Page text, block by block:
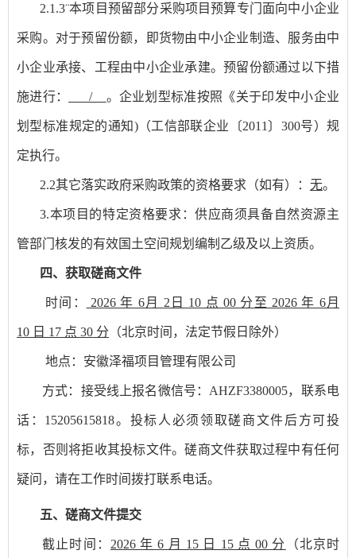
2.1.3¨本项目预留部分采购项目预算专门面向中小企业
采购。对于预留份额，即货物由中小企业制造、服务由中
小企业承接、工程由中小企业承建。预留份额通过以下措
施进行： / 。企业划型标准按照《关于印发中小企业
划型标准规定的通知)（工信部联企业〔2011〕300号）规
定执行。
2.2其它落实政府采购政策的资格要求（如有）： 无。
3.本项目的特定资格要求：供应商须具备自然资源主
管部门核发的有效国土空间规划编制乙级及以上资质。
四、 获取磋商文件
时间： 2026 年 6月 2 日 10 点 00 分 至 2026 年 6月
10 日 17 点 30 分 （北京时间，法定节假日除外）
地点：安徽泽福项目管理有限公司
方式：接受线上报名微信号： AHZF3380005，联系电
话： 15205615818。 投标人必须领取磋商文件后方可投
标，否则将拒收其投标文件。磋商文件获取过程中有任何
疑问，请在工作时间拨打联系电话。
五、 磋商文件提交
截止时间： 2026 年 6 月 15 日 15 点 00 分 （北京时